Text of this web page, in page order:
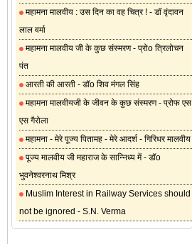
महामना मालवीय : उस दिन का वह चित्र ! - डॉ वृंदावन
लाल वर्मा
महामना मालवीय जी के कुछ संस्मरण - प्रोo त्रिलोचन
पंत
आरती की आरती - डॉo शिव मंगल सिंह
महामना मालवीयजी के जीवन के कुछ संस्मरण - प्रोफ एस
एस गैरोला
महामना - मेरे पूज्य पितामह - मेरे आदर्श - गिरिधर मालवीय
पूज्य मालवीय जी महाराज के सान्निध्य में - डॉo
भुवनेश्वरनाथ मिश्र
Muslim Interest in Railway Services should
not be ignored - S.N. Verma